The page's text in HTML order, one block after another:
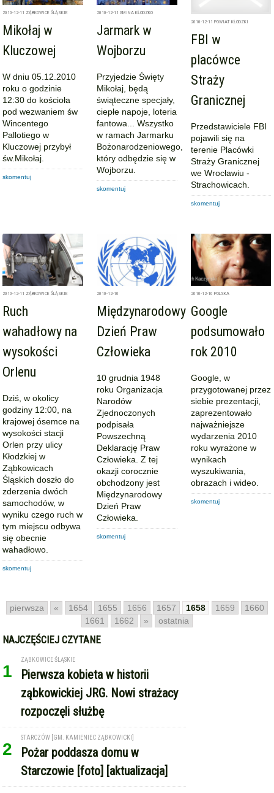
2010-12-11 ZĄBKOWICE ŚLĄSKIE
Mikołaj w
Kluczowej
W dniu 05.12.2010
roku o godzinie
12:30 do kościoła
pod wezwaniem św
Wincentego
Pallotiego w
Kluczowej przybył
św.Mikołaj.
skomentuj
2010-12-11 GMINA KŁODZKO
Jarmark w
Wojborzu
Przyjedzie Święty
Mikołaj, będą
świąteczne specjały,
ciepłe napoje, loteria
fantowa... Wszystko
w ramach Jarmarku
Bożonarodzeniowego,
który odbędzie się w
Wojborzu.
skomentuj
2010-12-11 POWIAT KŁODZKI
FBI w
placówce
Straży
Granicznej
Przedstawiciele FBI
pojawili się na
terenie Placówki
Straży Granicznej
we Wrocławiu -
Strachowicach.
skomentuj
2010-12-11 ZĄBKOWICE ŚLĄSKIE
Ruch
wahadłowy na
wysokości
Orlenu
Dziś, w okolicy
godziny 12:00, na
krajowej ósemce na
wysokości stacji
Orlen przy ulicy
Kłodzkiej w
Ząbkowicach
Śląskich doszło do
zderzenia dwóch
samochodów, w
wyniku czego ruch w
tym miejscu odbywa
się obecnie
wahadłowo.
skomentuj
2010-12-10
Międzynarodowy
Dzień Praw
Człowieka
10 grudnia 1948
roku Organizacja
Narodów
Zjednoczonych
podpisała
Powszechną
Deklarację Praw
Człowieka. Z tej
okazji corocznie
obchodzony jest
Międzynarodowy
Dzień Praw
Człowieka.
skomentuj
2010-12-10 POLSKA
Google
podsumowało
rok 2010
Google, w
przygotowanej przez
siebie prezentacji,
zaprezentowało
najważniejsze
wydarzenia 2010
roku wyrażone w
wynikach
wyszukiwania,
obrazach i wideo.
skomentuj
pierwsza « 1654 1655 1656 1657 1658 1659
1660
1661
1662 » ostatnia
NAJCZĘŚCIEJ CZYTANE
1
ZĄBKOWICE ŚLĄSKIE
Pierwsza kobieta w historii
ząbkowickiej JRG. Nowi strażacy
rozpoczęli służbę
2
STARCZÓW [GM. KAMIENIEC ZĄBKOWICKI]
Pożar poddasza domu w
Starczowie [foto] [aktualizacja]